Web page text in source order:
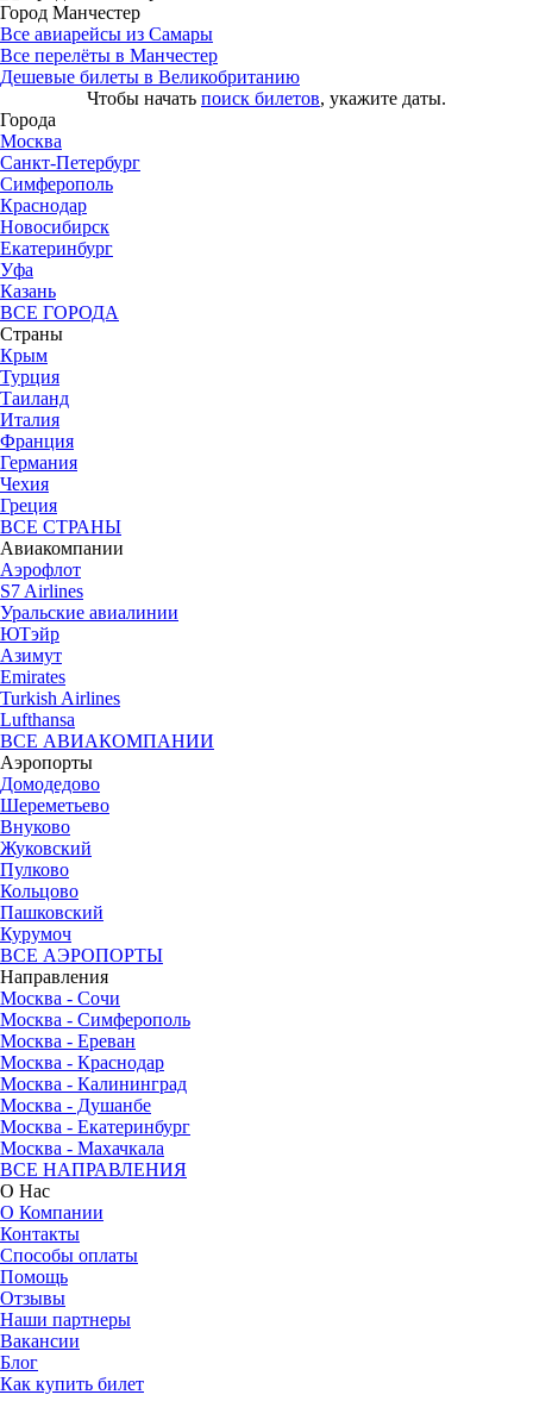
Город Манчестер
Все авиарейсы из Самары
Все перелёты в Манчестер
Дешевые билеты в Великобританию
Чтобы начать поиск билетов, укажите даты.
Города
Москва
Санкт-Петербург
Симферополь
Краснодар
Новосибирск
Екатеринбург
Уфа
Казань
ВСЕ ГОРОДА
Страны
Крым
Турция
Таиланд
Италия
Франция
Германия
Чехия
Греция
ВСЕ СТРАНЫ
Авиакомпании
Аэрофлот
S7 Airlines
Уральские авиалинии
ЮТэйр
Азимут
Emirates
Turkish Airlines
Lufthansa
ВСЕ АВИАКОМПАНИИ
Аэропорты
Домодедово
Шереметьево
Внуково
Жуковский
Пулково
Кольцово
Пашковский
Курумоч
ВСЕ АЭРОПОРТЫ
Направления
Москва - Сочи
Москва - Симферополь
Москва - Ереван
Москва - Краснодар
Москва - Калининград
Москва - Душанбе
Москва - Екатеринбург
Москва - Махачкала
ВСЕ НАПРАВЛЕНИЯ
О Нас
О Компании
Контакты
Способы оплаты
Помощь
Отзывы
Наши партнеры
Вакансии
Блог
Как купить билет